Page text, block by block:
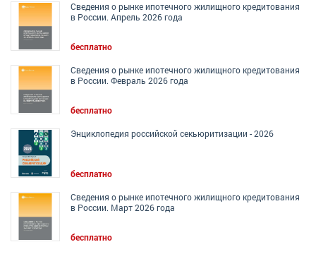
Сведения о рынке ипотечного жилищного кредитования
в России. Апрель 2026 года
бесплатно
Сведения о рынке ипотечного жилищного кредитования
в России. Февраль 2026 года
бесплатно
Энциклопедия российской секьюритизации - 2026
бесплатно
Сведения о рынке ипотечного жилищного кредитования
в России. Март 2026 года
бесплатно